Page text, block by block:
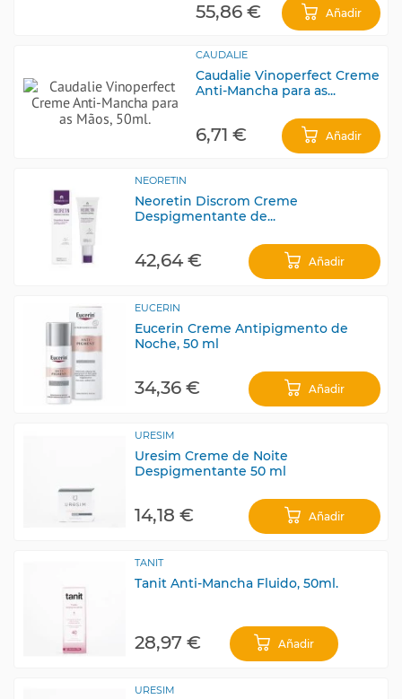
55,86 € Añadir
CAUDALIE
Caudalie Vinoperfect Creme
Anti-Mancha para as...
6,71 € Añadir
NEORETIN
Neoretin Discrom Creme
Despigmentante de...
42,64 € Añadir
EUCERIN
Eucerin Creme Antipigmento de
Noche, 50 ml
34,36 € Añadir
URESIM
Uresim Creme de Noite
Despigmentante 50 ml
14,18 € Añadir
TANIT
Tanit Anti-Mancha Fluido, 50ml.
28,97 € Añadir
URESIM